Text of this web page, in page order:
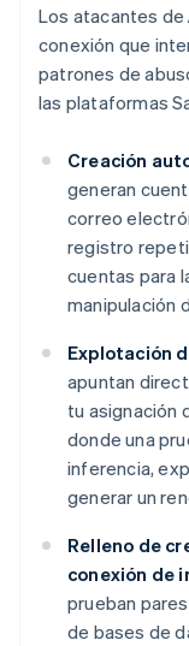
Los atacantes de
conexión que
patrones de
las plataformas
Creación
generan
correo
registro
cuentas para
manipulación
Explotación
apuntan
tu asignación
donde una
inferencia,
generar un
Relleno de
conexión de
prueban
de bases de